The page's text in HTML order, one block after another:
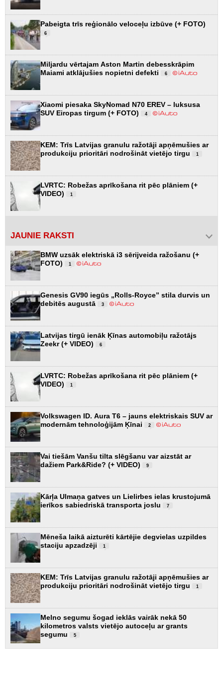
Pabeigta trīs reģionālo veloceļu izbūve (+ FOTO)
6
Miljardu vērtajam Aston Martin debesskrāpim
Maiami atklājušies nopietni defekti
6
Xiaomi piesaka SkyNomad N70 EREV – luksusa
SUV Eiropas tirgum (+ FOTO)
4
KEM: Trīs Latvijas granulu ražotāji apņēmušies ar
produkciju prioritāri nodrošināt vietējo tirgu
1
LVRTC: Robežas aprīkošana rit pēc plāniem (+
VIDEO)
1
JAUNIE RAKSTI
BMW uzsāk elektriskā i3 sērijveida ražošanu (+
FOTO)
1
Genesis GV90 iegūs „Rolls-Royce” stila durvis un
debitēs augustā
3
Latvijas tirgū ienāk Ķīnas automobiļu ražotājs
Zeekr (+ VIDEO)
6
LVRTC: Robežas aprīkošana rit pēc plāniem (+
VIDEO)
1
Volkswagen ID. Aura T6 – jauns elektriskais SUV ar
modernām tehnoloģijām Ķīnai
2
Vai tiešām Vanšu tilta slēgšanu var aizstāt ar
dažiem Park&Ride? (+ VIDEO)
9
Kārļa Ulmaņa gatves un Lielirbes ielas krustojumā
ierīkos sabiedriskā transporta joslu
7
Mēneša laikā aizturēti kārtējie degvielas uzpildes
staciju apzadzēji
1
KEM: Trīs Latvijas granulu ražotāji apņēmušies ar
produkciju prioritāri nodrošināt vietējo tirgu
1
Melno segumu šogad ieklās vairāk nekā 50
kilometros valsts vietējo autoceļu ar grants
segumu
5